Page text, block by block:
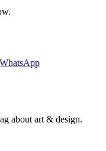
WhatsApp
about art & design.